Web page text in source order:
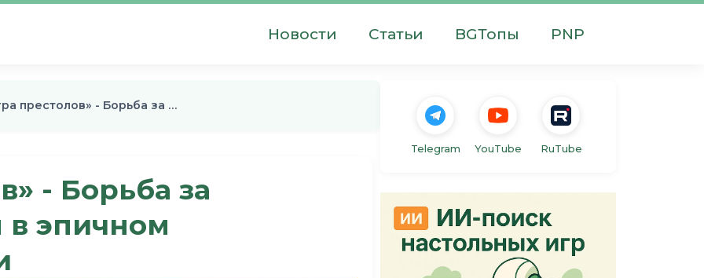
Новости Статьи BGТопы PNP
престолов» - Борьба за …
- Борьба за
эпичном
Telegram YouTube RuTube